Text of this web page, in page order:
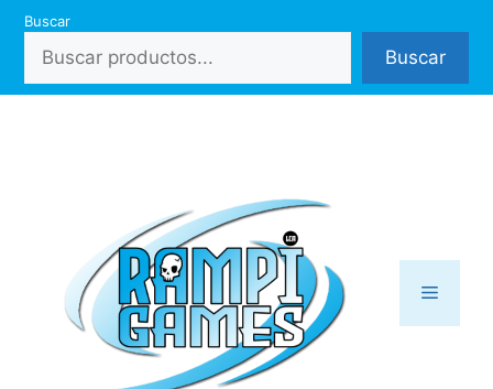
Saltar
contenido
Buscar
Buscar
Menú